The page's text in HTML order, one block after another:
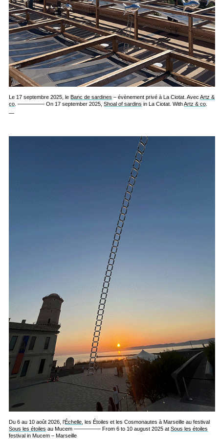
Le 17 septembre 2025, leBanc de sardines – évènement privé à La Ciotat. AvecArtz &
co . ————— On 17 september 2025,Shoal of sardins in La Ciotat. WithArtz & co
—
Du 6 au 10 août 2026, l’Échelle , les Étoiles et les Cosmonautes à Marseille au festival
Sous les étoiles au Mucem ————— From 6 to 10 august 2025 atSous les étoiles
festival in Mucem – Marseille